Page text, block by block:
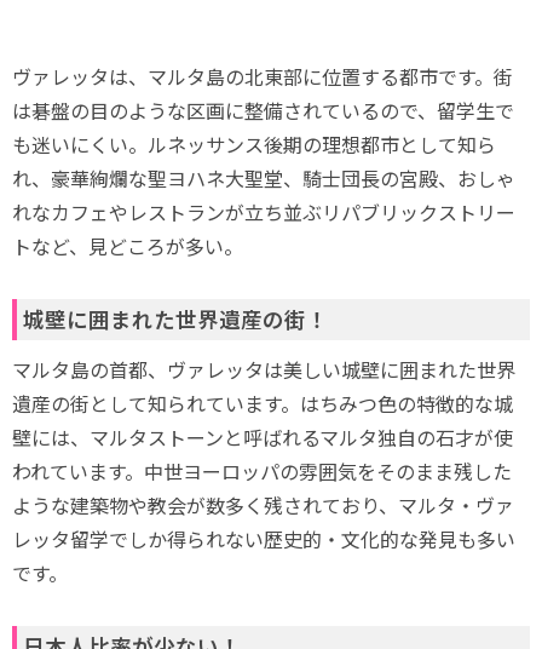
ヴァレッタは、マルタ島の北東部に位置する都市です。街
は碁盤の目のような区画に整備されているので、留学生で
も迷いにくい。ルネッサンス後期の理想都市として知ら
れ、豪華絢爛な聖ヨハネ大聖堂、騎士団長の宮殿、おしゃ
れなカフェやレストランが立ち並ぶリパブリックストリー
トなど、見どころが多い。
城壁に囲まれた世界遺産の街！
マルタ島の首都、ヴァレッタは美しい城壁に囲まれた世界
遺産の街として知られています。はちみつ色の特徴的な城
壁には、マルタストーンと呼ばれるマルタ独自の石才が使
われています。中世ヨーロッパの雰囲気をそのまま残した
ような建築物や教会が数多く残されており、マルタ・ヴァ
レッタ留学でしか得られない歴史的・文化的な発見も多い
です。